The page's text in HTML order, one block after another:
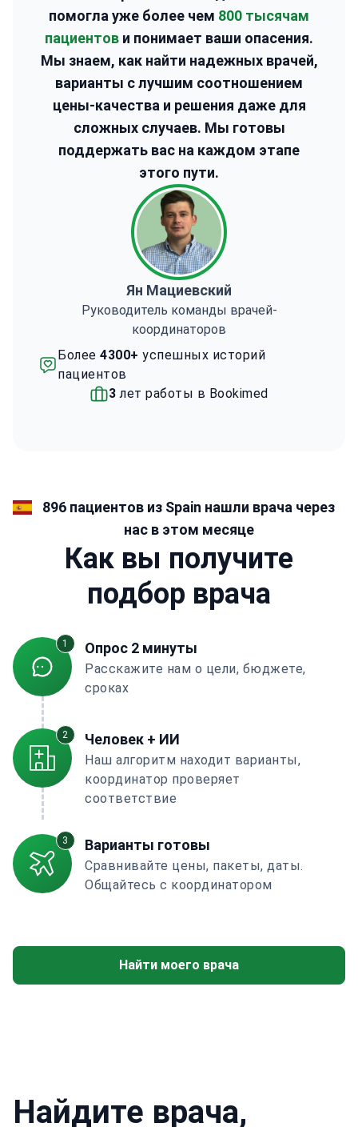
Мадридского университета Комплутенсе.
Специалист по гастроэнтерологии. Участвует в
многоцентровых европейских исследованиях и
клинических испытаниях. Член SEPD, SEED и
ESGE.
помогла уже более чем 800 тысячам
пациентов и понимает ваши опасения.
Мы знаем, как найти надежных врачей,
варианты с лучшим соотношением
цены-качества и решения даже для
сложных случаев. Мы готовы
поддержать вас на каждом этапе
этого пути.
Ян Мациевский
Руководитель команды врачей-
координаторов
Более 4300+ успешных историй
пациентов
3 лет работы в Bookimed
896 пациентов из Spain нашли врача через
нас в этом месяце
Как вы получите
подбор врача
1 Опрос 2 минуты
Расскажите нам о цели, бюджете,
сроках
2 Человек + ИИ
Наш алгоритм находит варианты,
координатор проверяет
соответствие
3 Варианты готовы
Сравнивайте цены, пакеты, даты.
Общайтесь с координатором
Найти моего врача
Найдите врача,